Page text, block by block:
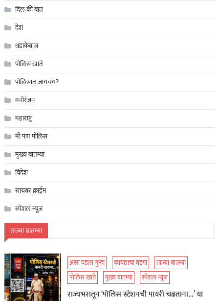
दिल की बात
देश
धडाकेबाज
पोलिस खाते
पोलिसात जायचंय?
मनोरंजन
महाराष्ट्र
मी पण पोलिस
मुख्य बातम्या
विदेश
सायबर क्राईम
स्पेशल न्यूज
ताज्या बातम्या
असा घडला गुन्हा कायद्याचा बडगा
ताज्या बातम्या
पोलिस खाते
मुख्य बातम्या स्पेशल न्यूज
राज्यभरातून ‘पोलिस स्टेशनची पायरी चढताना…’ या